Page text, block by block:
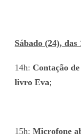
Sábado (24), das
14h: Contação
livro Eva;
15h: Microfone